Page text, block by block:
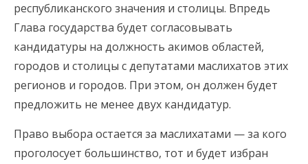
республиканского значения и столицы. Впредь
Глава государства будет согласовывать
кандидатуры на должность акимов областей,
городов и столицы с депутатами маслихатов этих
регионов и городов. При этом, он должен будет
предложить не менее двух кандидатур.
Право выбора остается за маслихатами — за кого
проголосует большинство, тот и будет избран